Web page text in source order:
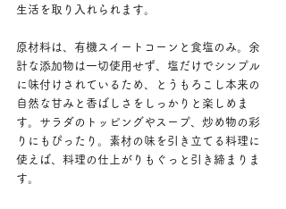
生活を取り入れられます。
原材料は、有機スイートコーンと食塩のみ。余
計な添加物は一切使用せず、塩だけでシンプル
に味付けされているため、とうもろこし本来の
自然な甘みと香ばしさをしっかりと楽しめま
す。サラダのトッピングやスープ、炒め物の彩
りにもぴったり。素材の味を引き立てる料理に
使えば、料理の仕上がりもぐっと引き締まりま
す。